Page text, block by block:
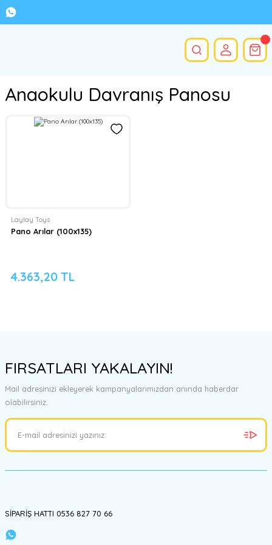
Anaokulu Davranış Panosu
Laylay Toys
Pano Arılar (100x135)
4.363,20 TL
FIRSATLARI YAKALAYIN!
Mail adresinizi ekleyerek kampanyalarımızdan anında haberdar
olabilirsiniz.
SİPARİŞ HATTI 0536 827 70 66